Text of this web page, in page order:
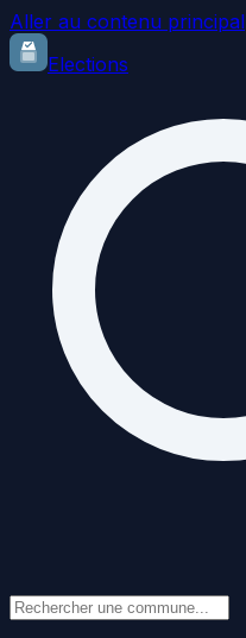
Aller au contenu principal
Elections